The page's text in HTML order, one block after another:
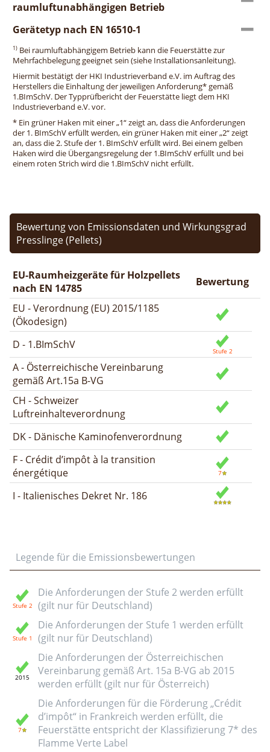
raumluftunabhängigen Betrieb
Gerätetyp nach EN 16510-1
1) Bei raumluftabhängigem Betrieb kann die Feuerstätte zur
Mehrfachbelegung geeignet sein (siehe Installationsanleitung).
Hiermit bestätigt der HKI Industrieverband e.V. im Auftrag des
Herstellers die Einhaltung der jeweiligen Anforderung* gemäß
1.BImSchV. Der Typprüfbericht der Feuerstätte liegt dem HKI
Industrieverband e.V. vor.
* Ein grüner Haken mit einer „1“ zeigt an, dass die Anforderungen
der 1. BImSchV erfüllt werden, ein grüner Haken mit einer „2“ zeigt
an, dass die 2. Stufe der 1. BImSchV erfüllt wird. Bei einem gelben
Haken wird die Übergangsregelung der 1.BImSchV erfüllt und bei
einem roten Strich wird die 1.BImSchV nicht erfüllt.
Bewertung von Emissionsdaten und Wirkungsgrad
Presslinge (Pellets)
EU-Raumheizgeräte für Holzpellets
nach EN 14785
Bewertung
EU - Verordnung (EU) 2015/1185
(Ökodesign)
D - 1.BImSchV
A - Österreichische Vereinbarung
gemäß Art.15a B-VG
CH - Schweizer
Luftreinhalteverordnung
DK - Dänische Kaminofenverordnung
F - Crédit d’impôt à la transition
énergétique
I - Italienisches Dekret Nr. 186
Legende für die Emissionsbewertungen
Die Anforderungen der Stufe 2 werden erfüllt
(gilt nur für Deutschland)
Die Anforderungen der Stufe 1 werden erfüllt
(gilt nur für Deutschland)
Die Anforderungen der Österreichischen
Vereinbarung gemäß Art. 15a B-VG ab 2015
werden erfüllt (gilt nur für Österreich)
Die Anforderungen für die Förderung „Crédit
d’impôt“ in Frankreich werden erfüllt, die
Feuerstätte entspricht der Klassifizierung 7* des
Flamme Verte Label